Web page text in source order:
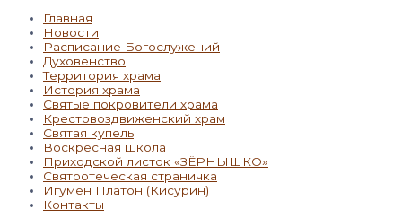
Главная
Новости
Расписание Богослужений
Духовенство
Территория храма
История храма
Святые покровители храма
Крестовоздвиженский храм
Святая купель
Воскресная школа
Приходской листок «ЗЁРНЫШКО»
Святоотеческая страничка
Игумен Платон (Кисурин)
Контакты